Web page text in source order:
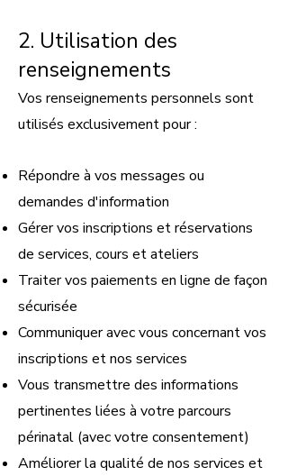
2. Utilisation des
renseignements
Vos renseignements personnels sont
utilisés exclusivement pour :
Répondre à vos messages ou
demandes d'information
Gérer vos inscriptions et réservations
de services, cours et ateliers
Traiter vos paiements en ligne de façon
sécurisée
Communiquer avec vous concernant vos
inscriptions et nos services
Vous transmettre des informations
pertinentes liées à votre parcours
périnatal (avec votre consentement)
Améliorer la qualité de nos services et